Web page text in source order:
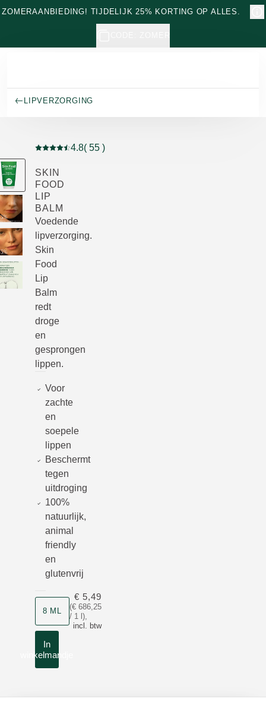
Naar hoofdinhoud gaan
ZOMERAANBIEDING! TIJDELIJK 25% KORTING OP ALLES.
LIPVERZORGING
Beoordeling: 4.8 van 5 beoordeeld door 55 personen
4.8( 55 )
SKIN
FOOD
LIP
BALM
Voedende
lipverzorging.
Skin
Food
Lip
Balm
redt
droge
en
gesprongen
lippen.
Voor
zachte
en
soepele
lippen
Beschermt
tegen
uitdroging
100%
natuurlijk,
animal
friendly
en
glutenvrij
8 ML
(€ 686,25
/ 1 l),
incl. btw
€ 5,49
In
winkelmandje